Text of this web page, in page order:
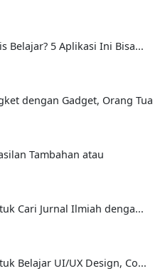
Belajar? 5 Aplikasi Ini Bisa...
dengan Gadget, Orang Tua
Tambahan atau
Cari Jurnal Ilmiah denga...
Belajar UI/UX Design, Co...